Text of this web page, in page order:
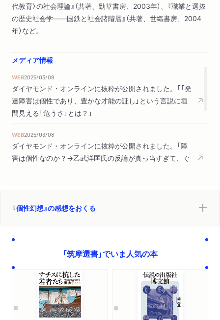
第４章 「個性化」の誘惑――差異化のレトリック
１ 消費社会の中の「個性」
２ 学校で「個性」はどう教えられてきたのか
第５章 実践からレトリックへ――語彙論的考察
２ 派生語の展開――「個性的」「個性化」「個性派」
第６章 障害と「個性」――包摂のレトリック
１ 「障害も個性」への共感と反発
終 章 「個性」のゆくえ
代教育〉の社会理論』（共著、勁草書房、2003年）、『職業と選抜
の歴史社会学――国鉄と社会諸階層』（共著、世織書房、2004
年）など。
メディア情報
WEB2025/03/09
ダイヤモンド・オンラインに抜粋が公開されました。「「発
達障害は個性であり、豊かな才能の証し」という言説に垣
間見える「危うさ」とは？」
WEB2025/03/08
ダイヤモンド・オンラインに抜粋が公開されました。「障
害は個性なのか？→乙武洋匡氏の反論が真っ当すぎて、ぐ
ダイヤモンド・オンラインに抜粋が公開されました。「『窓
ぎわのトットちゃん』は理想郷だった？バカ売れした80年
毎日新聞で紹介されました。（評者：張競さん）「「特異性」
と捉えることの危険」
『個性幻想』の感想をおくる
「筑摩選書」でいま人気の本